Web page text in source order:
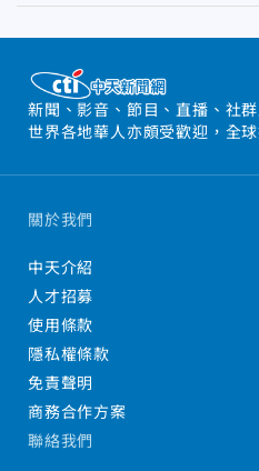
新聞、影音、節目、直播、社
世界各地華人亦頗受歡迎，全
關於我們
中天介紹
人才招募
使用條款
隱私權條款
免責聲明
商務合作方案
聯絡我們